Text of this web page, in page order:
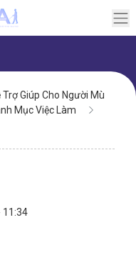
Giúp Cho Người Mù
Mục Việc Làm
11:34